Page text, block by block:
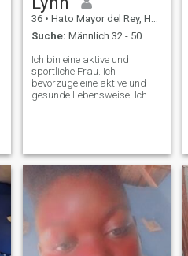
36 • Hato Mayor del Rey, Hato Mayor, Dom. Rep.
Suche: Männlich 32 - 50
Ich bin eine aktive und
sportliche Frau. Ich
bevorzuge eine aktive und
gesunde Lebensweise. Ich
für meinen zukünftigen
geliebten Mann
erstaunliches Hausessen
kochen und vieles mehr.